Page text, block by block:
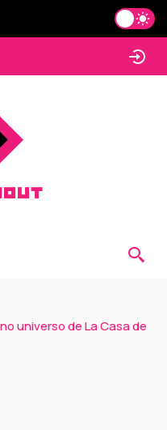
universo de La Casa de